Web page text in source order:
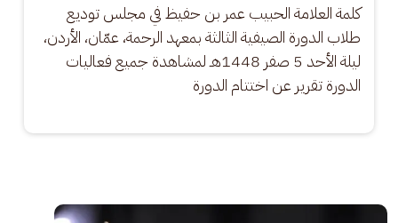
كلمة العلامة الحبيب عمر بن حفيظ في مجلس توديع
طلاب الدورة الصيفية الثالثة بمعهد الرحمة، عمّان، الأردن،
ليلة الأحد 5 صفر 1448هـ لمشاهدة جميع فعاليات
الدورة تقرير عن اختتام الدورة
الصورة